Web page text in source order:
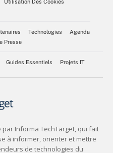
Utilisation Des Cookies
Technologies
Agenda
Presse
Guides Essentiels Projets IT